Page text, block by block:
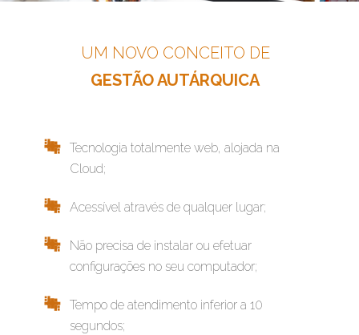
UM NOVO CONCEITO DE
GESTÃO AUTÁRQUICA
Tecnologia totalmente web, alojada na
Cloud;
Acessível através de qualquer lugar;
Não precisa de instalar ou efetuar
configurações no seu computador;
Tempo de atendimento inferior a 10
segundos;